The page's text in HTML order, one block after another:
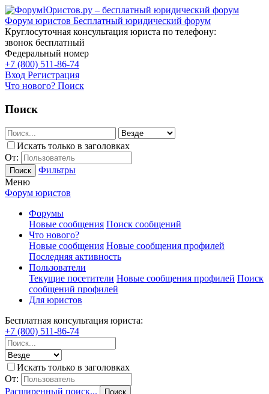
Форум юристов Бесплатный юридический форум
Круглосуточная консультация юриста по телефону:
звонок бесплатный
Федеральный номер
+7 (800) 511-86-74
Вход Регистрация
Что нового? Поиск
Поиск
Искать только в заголовках
От:
Поиск
Фильтры
Меню
Форум юристов
Форумы
Новые сообщения Поиск сообщений
Что нового?
Новые сообщения Новые сообщения профилей
Последняя активность
Пользователи
Текущие посетители Новые сообщения профилей Поиск
сообщений профилей
Для юристов
Бесплатная консультация юриста:
+7 (800) 511-86-74
Искать только в заголовках
От:
Расширенный поиск...
Поиск